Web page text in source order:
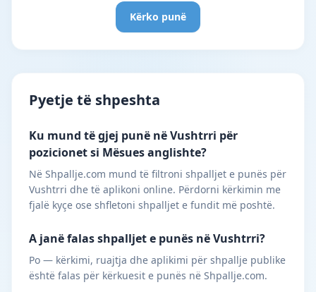
Kërko punë
Pyetje të shpeshta
Ku mund të gjej punë në Vushtrri për
pozicionet si Mësues anglishte?
Në Shpallje.com mund të filtroni shpalljet e punës për
Vushtrri dhe të aplikoni online. Përdorni kërkimin me
fjalë kyçe ose shfletoni shpalljet e fundit më poshtë.
A janë falas shpalljet e punës në Vushtrri?
Po — kërkimi, ruajtja dhe aplikimi për shpallje publike
është falas për kërkuesit e punës në Shpallje.com.